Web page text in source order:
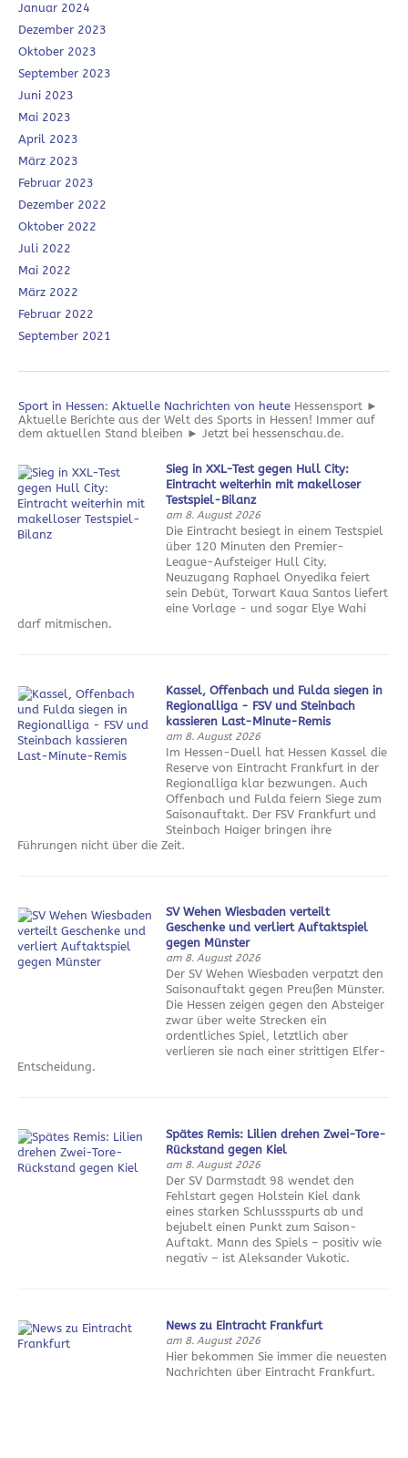
Januar 2024
Dezember 2023
Oktober 2023
September 2023
Juni 2023
Mai 2023
April 2023
März 2023
Februar 2023
Dezember 2022
Oktober 2022
Juli 2022
Mai 2022
März 2022
Februar 2022
September 2021
Sport in Hessen: Aktuelle Nachrichten von heute Hessensport ►
Aktuelle Berichte aus der Welt des Sports in Hessen! Immer auf
dem aktuellen Stand bleiben ► Jetzt bei hessenschau.de.
Sieg in XXL-Test gegen Hull City:
Eintracht weiterhin mit makelloser
Testspiel-Bilanz
am 8. August 2026
Die Eintracht besiegt in einem Testspiel
über 120 Minuten den Premier-
League-Aufsteiger Hull City.
Neuzugang Raphael Onyedika feiert
sein Debüt, Torwart Kaua Santos liefert
eine Vorlage - und sogar Elye Wahi
darf mitmischen.
Kassel, Offenbach und Fulda siegen in
Regionalliga - FSV und Steinbach
kassieren Last-Minute-Remis
am 8. August 2026
Im Hessen-Duell hat Hessen Kassel die
Reserve von Eintracht Frankfurt in der
Regionalliga klar bezwungen. Auch
Offenbach und Fulda feiern Siege zum
Saisonauftakt. Der FSV Frankfurt und
Steinbach Haiger bringen ihre
Führungen nicht über die Zeit.
SV Wehen Wiesbaden verteilt
Geschenke und verliert Auftaktspiel
gegen Münster
am 8. August 2026
Der SV Wehen Wiesbaden verpatzt den
Saisonauftakt gegen Preußen Münster.
Die Hessen zeigen gegen den Absteiger
zwar über weite Strecken ein
ordentliches Spiel, letztlich aber
verlieren sie nach einer strittigen Elfer-
Entscheidung.
Spätes Remis: Lilien drehen Zwei-Tore-
Rückstand gegen Kiel
am 8. August 2026
Der SV Darmstadt 98 wendet den
Fehlstart gegen Holstein Kiel dank
eines starken Schlussspurts ab und
bejubelt einen Punkt zum Saison-
Auftakt. Mann des Spiels – positiv wie
negativ – ist Aleksander Vukotic.
News zu Eintracht Frankfurt
am 8. August 2026
Hier bekommen Sie immer die neuesten
Nachrichten über Eintracht Frankfurt.